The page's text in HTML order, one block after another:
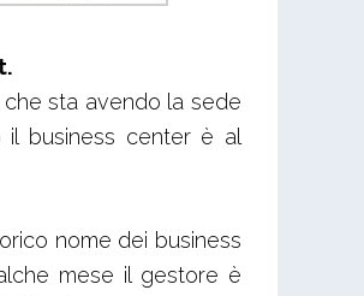
sta avendo la sede
business center è al
nome dei business
mese il gestore è